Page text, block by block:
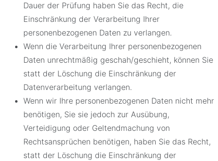
Dauer der Prüfung haben Sie das Recht, die
Einschränkung der Verarbeitung Ihrer
personenbezogenen Daten zu verlangen.
Wenn die Verarbeitung Ihrer personenbezogenen
Daten unrechtmäßig geschah/geschieht, können Sie
statt der Löschung die Einschränkung der
Datenverarbeitung verlangen.
Wenn wir Ihre personenbezogenen Daten nicht mehr
benötigen, Sie sie jedoch zur Ausübung,
Verteidigung oder Geltendmachung von
Rechtsansprüchen benötigen, haben Sie das Recht,
statt der Löschung die Einschränkung der